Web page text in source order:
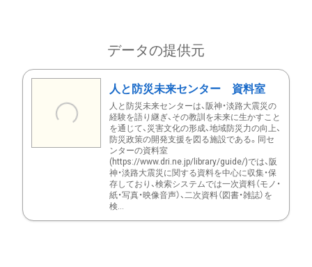
データの提供元
人と防災未来センター 資料室
人と防災未来センターは、阪神・淡路大震災の
経験を語り継ぎ、その教訓を未来に生かすこと
を通じて、災害文化の形成、地域防災力の向上、
防災政策の開発支援を図る施設である。同セ
ンターの資料室
(https://www.dri.ne.jp/library/guide/)では、阪
神・淡路大震災に関する資料を中心に収集・保
存しており、検索システムでは一次資料（モノ・
紙・写真・映像音声）、二次資料（図書・雑誌）を
検...